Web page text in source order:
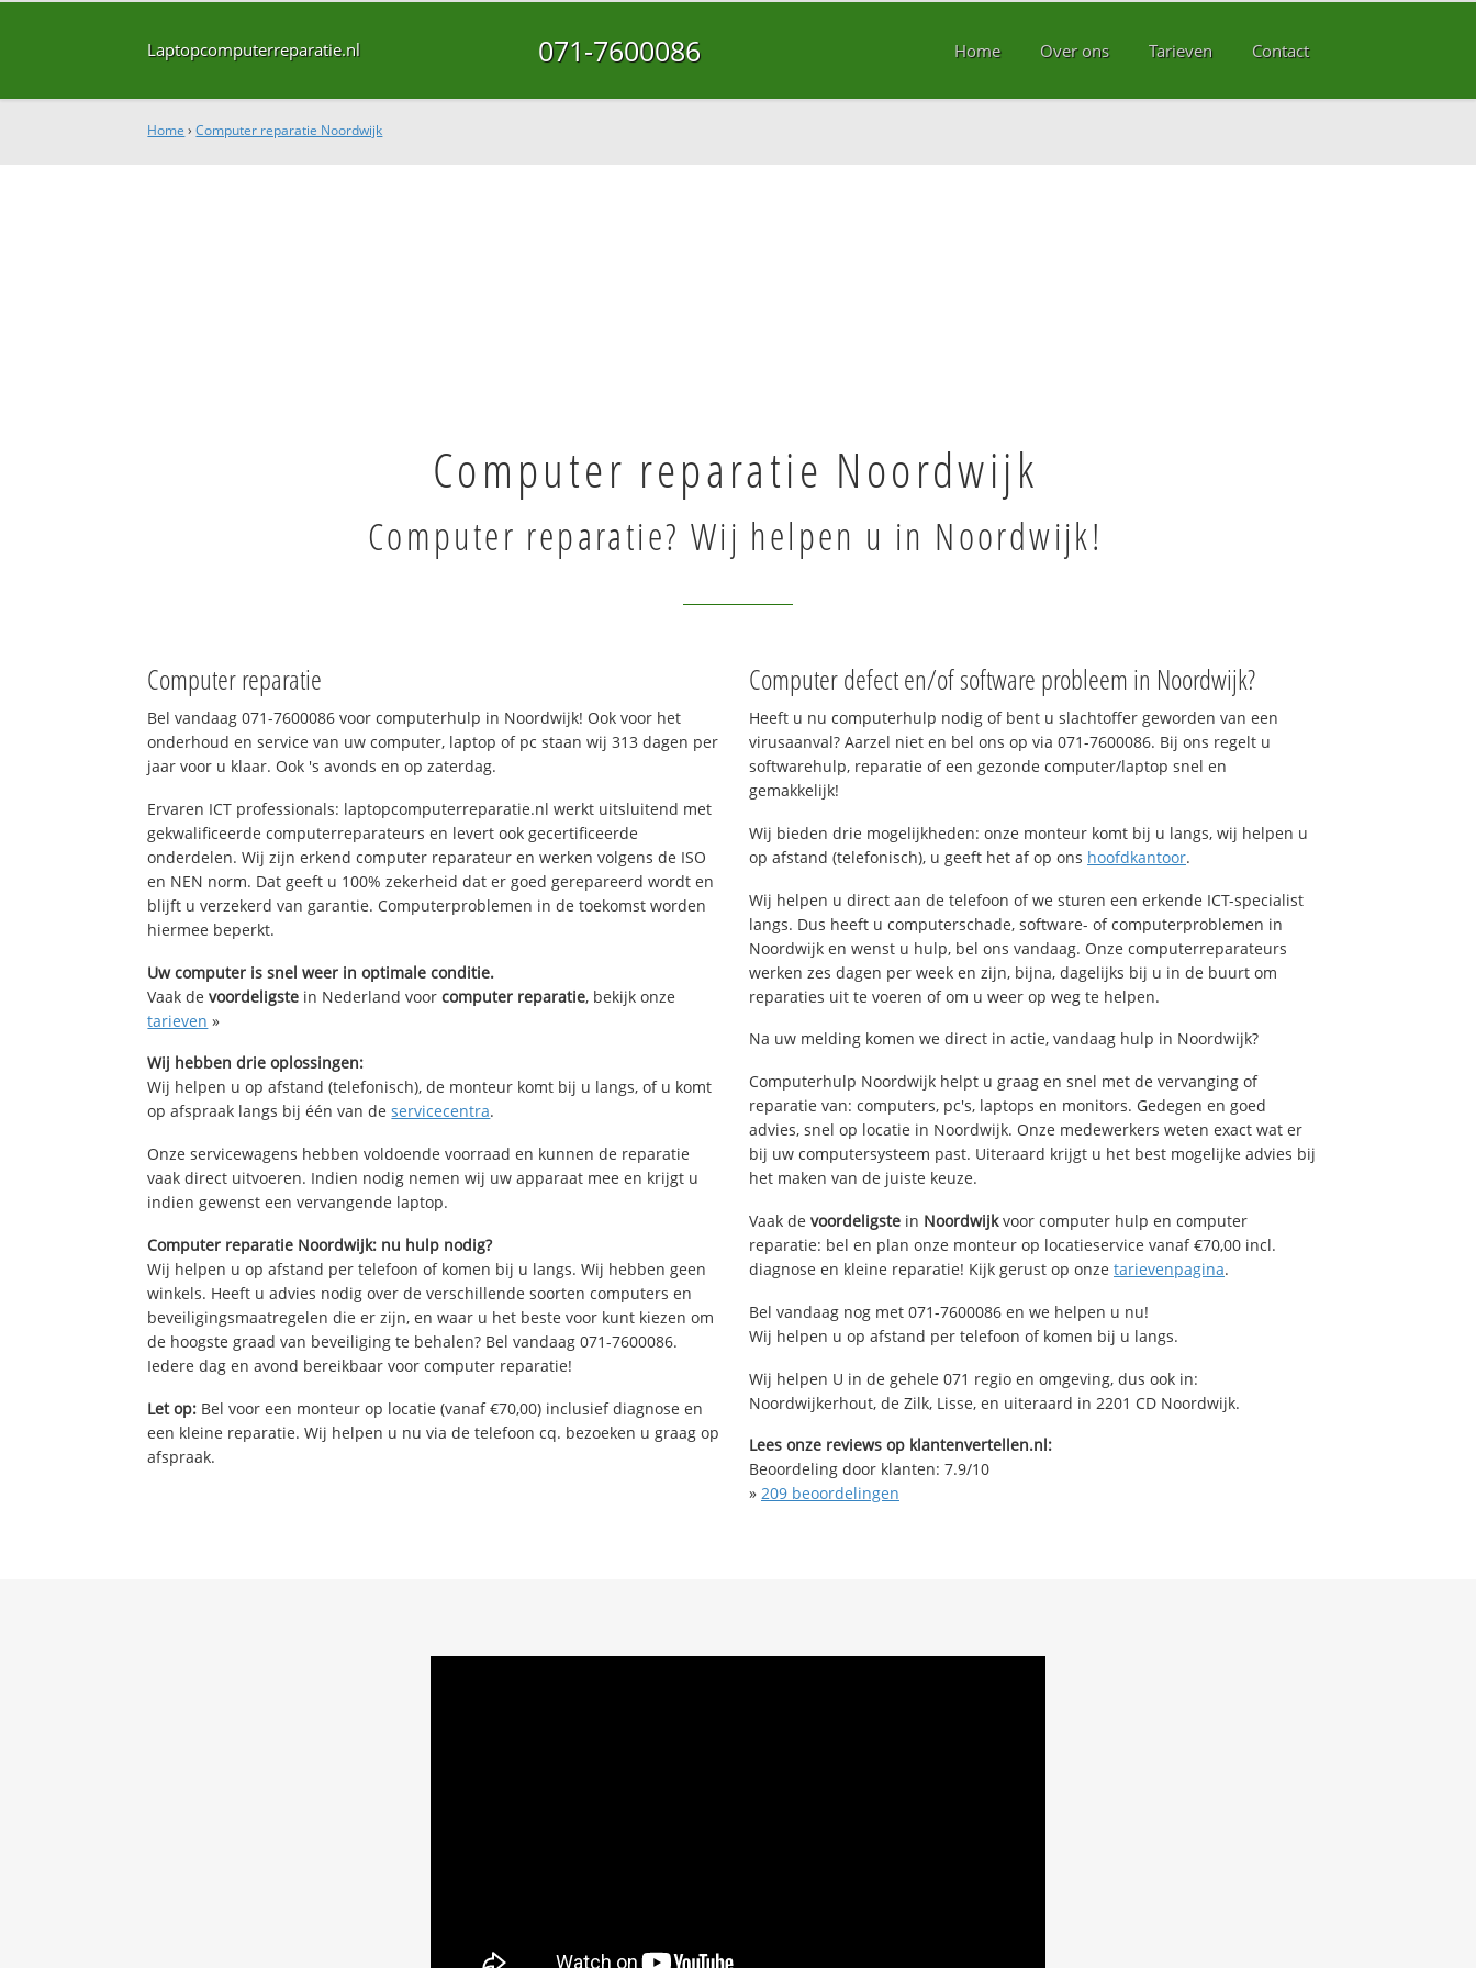
Laptopcomputerreparatie.nl 071-7600086 Home Over ons Tarieven Contact
Home ›Computer reparatie Noordwijk
Computer reparatie Noordwijk
Computer reparatie? Wij helpen u in Noordwijk!
Computer reparatie
Bel vandaag 071-7600086 voor computerhulp in Noordwijk! Ook voor het
onderhoud en service van uw computer, laptop of pc staan wij 313 dagen per
jaar voor u klaar. Ook 's avonds en op zaterdag.
Ervaren ICT professionals: laptopcomputerreparatie.nl werkt uitsluitend met
gekwalificeerde computerreparateurs en levert ook gecertificeerde
onderdelen. Wij zijn erkend computer reparateur en werken volgens de ISO
en NEN norm. Dat geeft u 100% zekerheid dat er goed gerepareerd wordt en
blijft u verzekerd van garantie. Computerproblemen in de toekomst worden
hiermee beperkt.
Uw computer is snel weer in optimale conditie.
Vaak devoordeligste in Nederland voorcomputer reparatie, bekijk onze
tarieven »
Wij hebben drie oplossingen:
Wij helpen u op afstand (telefonisch), de monteur komt bij u langs, of u komt
op afspraak langs bij één van deservicecentra.
Onze servicewagens hebben voldoende voorraad en kunnen de reparatie
vaak direct uitvoeren. Indien nodig nemen wij uw apparaat mee en krijgt u
indien gewenst een vervangende laptop.
Computer reparatie Noordwijk: nu hulp nodig?
Wij helpen u op afstand per telefoon of komen bij u langs. Wij hebben geen
winkels. Heeft u advies nodig over de verschillende soorten computers en
beveiligingsmaatregelen die er zijn, en waar u het beste voor kunt kiezen om
de hoogste graad van beveiliging te behalen? Bel vandaag 071-7600086.
Iedere dag en avond bereikbaar voor computer reparatie!
Let op: Bel voor een monteur op locatie (vanaf €70,00) inclusief diagnose en
een kleine reparatie. Wij helpen u nu via de telefoon cq. bezoeken u graag op
afspraak.
Computer defect en/of software probleem in Noordwijk?
Heeft u nu computerhulp nodig of bent u slachtoffer geworden van een
virusaanval? Aarzel niet en bel ons op via 071-7600086. Bij ons regelt u
softwarehulp, reparatie of een gezonde computer/laptop snel en
gemakkelijk!
Wij bieden drie mogelijkheden: onze monteur komt bij u langs, wij helpen u
op afstand (telefonisch), u geeft het af op ons hoofdkantoor.
Wij helpen u direct aan de telefoon of we sturen een erkende ICT-specialist
langs. Dus heeft u computerschade, software- of computerproblemen in
Noordwijk en wenst u hulp, bel ons vandaag. Onze computerreparateurs
werken zes dagen per week en zijn, bijna, dagelijks bij u in de buurt om
reparaties uit te voeren of om u weer op weg te helpen.
Na uw melding komen we direct in actie, vandaag hulp in Noordwijk?
Computerhulp Noordwijk helpt u graag en snel met de vervanging of
reparatie van: computers, pc's, laptops en monitors. Gedegen en goed
advies, snel op locatie in Noordwijk. Onze medewerkers weten exact wat er
bij uw computersysteem past. Uiteraard krijgt u het best mogelijke advies bij
het maken van de juiste keuze.
Vaak de voordeligste in Noordwijkvoor computer hulp en computer
reparatie: bel en plan onze monteur op locatieservice vanaf €70,00 incl.
diagnose en kleine reparatie! Kijk gerust op onze tarievenpagina.
Bel vandaag nog met 071-7600086 en we helpen u nu!
Wij helpen u op afstand per telefoon of komen bij u langs.
Wij helpen U in de gehele 071 regio en omgeving, dus ook in:
Noordwijkerhout, de Zilk, Lisse, en uiteraard in 2201 CD Noordwijk.
Lees onze reviews op klantenvertellen.nl:
Beoordeling door klanten: 7.9/10
» 209 beoordelingen